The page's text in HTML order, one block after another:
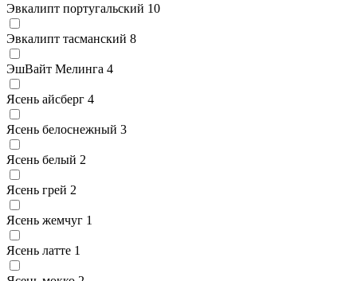
Эвкалипт португальский 10
Эвкалипт тасманский 8
ЭшВайт Мелинга 4
Ясень айсберг 4
Ясень белоснежный 3
Ясень белый 2
Ясень грей 2
Ясень жемчуг 1
Ясень латте 1